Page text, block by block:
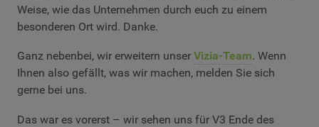
Weise, wie das Unternehmen durch euch zu einem
besonderen Ort wird. Danke.
Ganz nebenbei, wir erweitern unser Vizia-Team. Wenn
Ihnen also gefällt, was wir machen, melden Sie sich
gerne bei uns.
Das war es vorerst – wir sehen uns für V3 Ende des